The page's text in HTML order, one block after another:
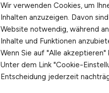
TOP JOB
Wir verwenden Cookies, um
Inhalten anzuzeigen. Davon
Website notwendig, während
Inhalte und Funktionen
Wenn Sie auf "Alle
Unter dem Link "Cookie-
Entscheidung jederzeit